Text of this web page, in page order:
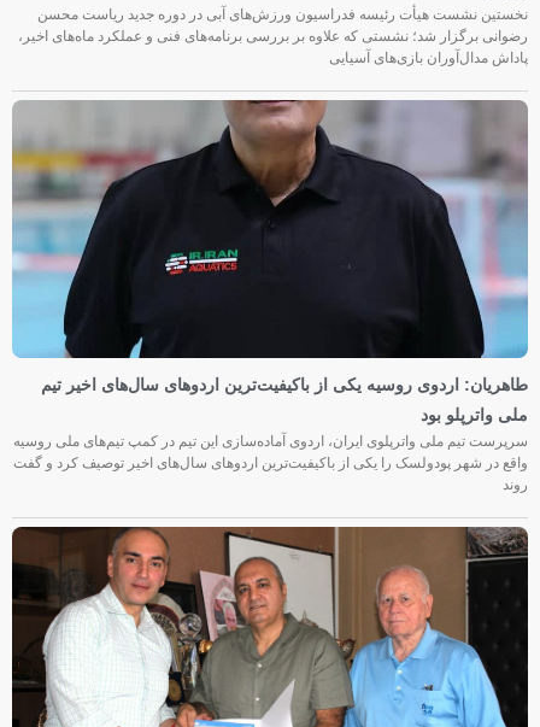
نخستین نشست هیأت رئیسه فدراسیون ورزش‌های آبی در دوره جدید ریاست محسن
رضوانی برگزار شد؛ نشستی که علاوه بر بررسی برنامه‌های فنی و عملکرد ماه‌های اخیر،
پاداش مدال‌آوران بازی‌های آسیایی
طاهریان: اردوی روسیه یکی از باکیفیت‌ترین اردوهای سال‌های اخیر تیم
ملی واترپلو بود
سرپرست تیم ملی واترپلوی ایران، اردوی آماده‌سازی این تیم در کمپ تیم‌های ملی روسیه
واقع در شهر پودولسک را یکی از باکیفیت‌ترین اردوهای سال‌های اخیر توصیف کرد و گفت
روند